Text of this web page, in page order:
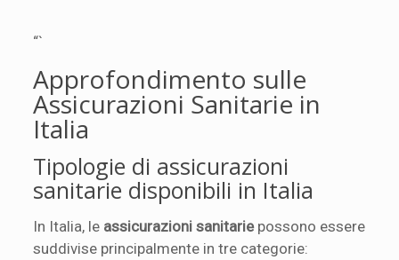
“`
Approfondimento sulle
Assicurazioni Sanitarie in
Italia
Tipologie di assicurazioni
sanitarie disponibili in Italia
In Italia, le assicurazioni sanitariepossono essere
suddivise principalmente in tre categorie: